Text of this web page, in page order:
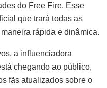
do Free Fire. Esse
que trará todas as
rápida e dinâmica.
a influenciadora
chegando ao público,
fãs atualizados sobre o